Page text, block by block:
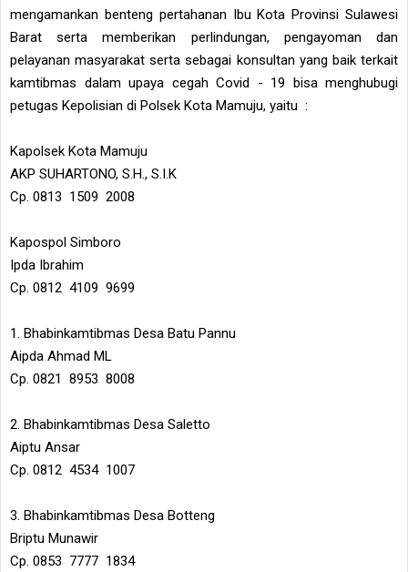
mengamankan benteng pertahanan Ibu Kota Provinsi Sulawesi
Barat serta memberikan perlindungan, pengayoman dan
pelayanan masyarakat serta sebagai konsultan yang baik terkait
kamtibmas dalam upaya cegah Covid - 19 bisa menghubugi
petugas Kepolisian di Polsek Kota Mamuju, yaitu :
Kapolsek Kota Mamuju
AKP SUHARTONO, S.H., S.I.K
Cp. 0813 1509 2008
Kapospol Simboro
Ipda Ibrahim
Cp. 0812 4109 9699
1. Bhabinkamtibmas Desa Batu Pannu
Aipda Ahmad ML
Cp. 0821 8953 8008
2. Bhabinkamtibmas Desa Saletto
Aiptu Ansar
Cp. 0812 4534 1007
3. Bhabinkamtibmas Desa Botteng
Briptu Munawir
Cp. 0853 7777 1834